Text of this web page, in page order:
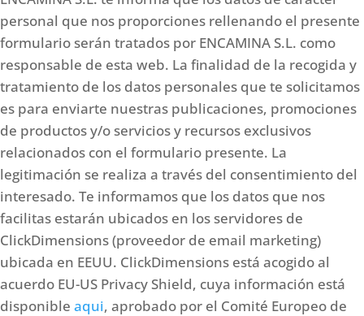
personal que nos proporciones rellenando el presente
formulario serán tratados por ENCAMINA S.L. como
responsable de esta web. La finalidad de la recogida y
tratamiento de los datos personales que te solicitamos
es para enviarte nuestras publicaciones, promociones
de productos y/o servicios y recursos exclusivos
relacionados con el formulario presente. La
legitimación se realiza a través del consentimiento del
interesado. Te informamos que los datos que nos
facilitas estarán ubicados en los servidores de
ClickDimensions (proveedor de email marketing)
ubicada en EEUU. ClickDimensions está acogido al
acuerdo EU-US Privacy Shield, cuya información está
disponible aqui, aprobado por el Comité Europeo de